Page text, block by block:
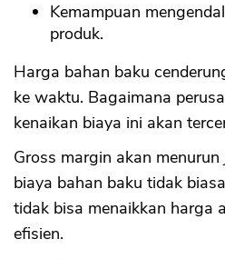
Kemampuan
produk.
Harga bahan baku
ke waktu. Bagaimana
kenaikan biaya ini akan
Gross margin akan
biaya bahan baku tidak
tidak bisa menaikkan harga
efisien.